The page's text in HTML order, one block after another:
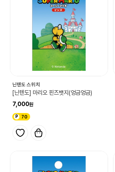
닌텐도 스위치
[닌텐도] 마리오 핀즈뱃지(엉금엉금)
7,000
70